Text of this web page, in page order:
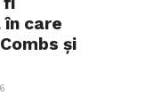
în care
și